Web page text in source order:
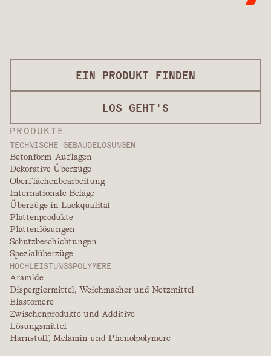
PRODUKTE
TECHNISCHE GEBÄUDELÖSUNGEN
Betonform-Auflagen
Dekorative Überzüge
Oberflächenbearbeitung
Internationale Beläge
Überzüge in Lackqualität
Plattenprodukte
Plattenlösungen
Schutzbeschichtungen
Spezialüberzüge
HOCHLEISTUNGSPOLYMERE
Aramide
Dispergiermittel, Weichmacher und Netzmittel
Elastomere
Zwischenprodukte und Additive
Lösungsmittel
Harnstoff, Melamin und Phenolpolymere
EIN PRODUKT FINDEN
LOS GEHT'S